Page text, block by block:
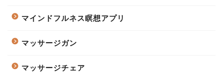
マインドフルネス瞑想アプリ
マッサージガン
マッサージチェア